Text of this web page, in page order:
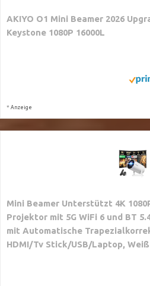
AKIYO O1 Mini Beamer 2026
Keystone 1080P 16000L
* Anzeige
Mini Beamer Unterstützt 4K
Projektor mit 5G WiFi 6 und BT
mit Automatische
HDMI/Tv Stick/USB/Laptop, Weiß